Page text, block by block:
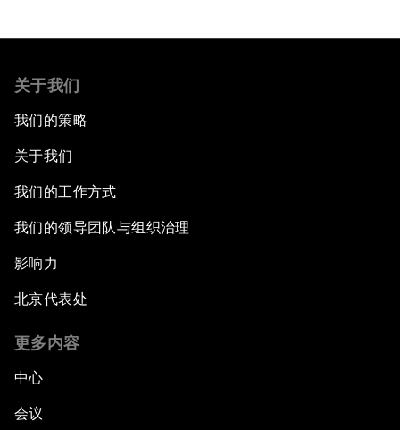
关于我们
我们的策略
关于我们
我们的工作方式
我们的领导团队与组织治理
影响力
北京代表处
更多内容
中心
会议